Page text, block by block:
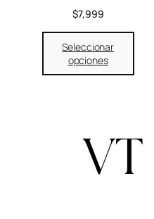
$7,999
Seleccionar
opciones